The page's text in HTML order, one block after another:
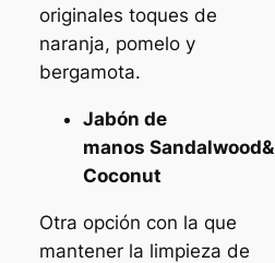
originales toques de
naranja, pomelo y
bergamota.
Jabón de
manos Sandalwood&
Coconut
Otra opción con la que
mantener la limpieza de